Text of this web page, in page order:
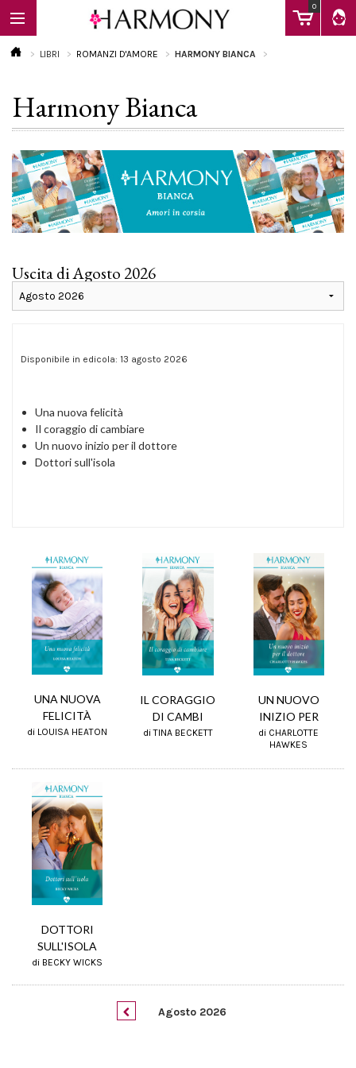
0
EBOOK
LIBRI
Calendario
FAQ
LIBRI ROMANZI D'AMORE HARMONY BIANCA
Harmony Bianca
Uscita di Agosto 2026
Disponibile in edicola: 13 agosto 2026
Una nuova felicità
Il coraggio di cambiare
Un nuovo inizio per il dottore
Dottori sull'isola
UNA NUOVA
FELICITÀ
di LOUISA HEATON
IL CORAGGIO
DI CAMBI
di TINA BECKETT
UN NUOVO
INIZIO PER
di CHARLOTTE
HAWKES
DOTTORI
SULL'ISOLA
di BECKY WICKS
Agosto 2026